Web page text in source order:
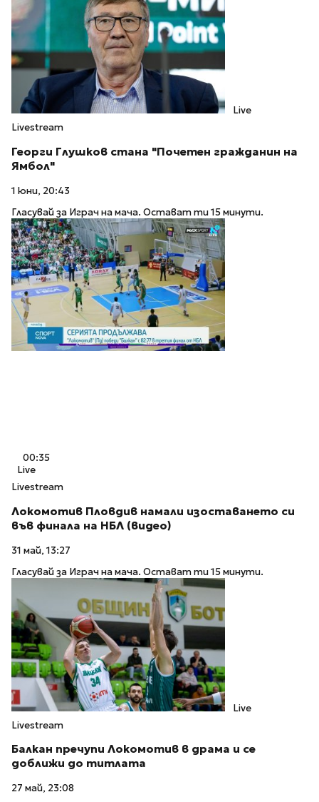
Live
Livestream
Георги Глушков стана "Почетен гражданин на
Ямбол"
1 юни, 20:43
Гласувай за Играч на мача. Остават ти 15 минути.
00:35
Live
Livestream
Локомотив Пловдив намали изоставането си
във финала на НБЛ (видео)
31 май, 13:27
Гласувай за Играч на мача. Остават ти 15 минути.
Live
Livestream
Балкан пречупи Локомотив в драма и се
доближи до титлата
27 май, 23:08